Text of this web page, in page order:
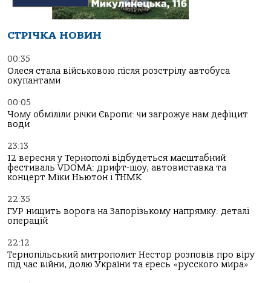
СТРІЧКА НОВИН
00:35
Олеся стала військовою після розстрілу автобуса
окупантами
00:05
Чому обміліли річки Європи: чи загрожує нам дефіцит
води
23:13
12 вересня у Тернополі відбудеться масштабний
фестиваль VDOMA: дрифт-шоу, автовиставка та
концерт Міки Ньютон і ТНМК
22:35
ГУР нищить ворога на Запорізькому напрямку: деталі
операцій
22:12
Тернопільський митрополит Нестор розповів про віру
під час війни, долю України та єресь «русского мира»